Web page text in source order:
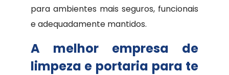
para ambientes mais seguros, funcionais
e adequadamente mantidos.
A melhor empresa de
limpeza e portaria para te